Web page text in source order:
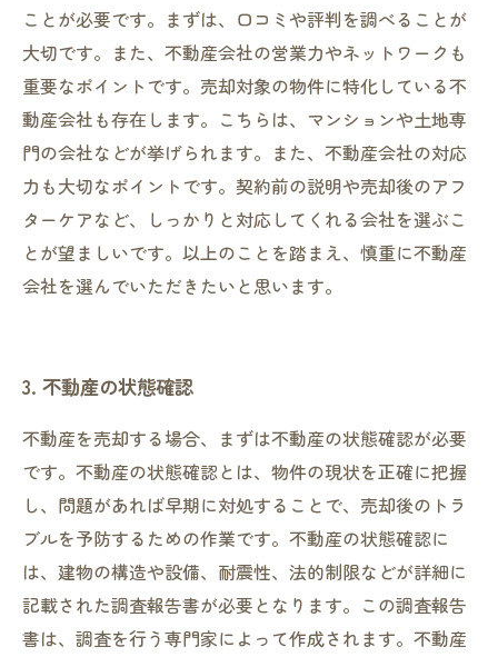
ことが必要です。まずは、口コミや評判を調べることが
大切です。また、不動産会社の営業力やネットワークも
重要なポイントです。売却対象の物件に特化している不
動産会社も存在します。こちらは、マンションや土地専
門の会社などが挙げられます。また、不動産会社の対応
力も大切なポイントです。契約前の説明や売却後のアフ
ターケアなど、しっかりと対応してくれる会社を選ぶこ
とが望ましいです。以上のことを踏まえ、慎重に不動産
会社を選んでいただきたいと思います。
3. 不動産の状態確認
不動産を売却する場合、まずは不動産の状態確認が必要
です。不動産の状態確認とは、物件の現状を正確に把握
し、問題があれば早期に対処することで、売却後のトラ
ブルを予防するための作業です。不動産の状態確認に
は、建物の構造や設備、耐震性、法的制限などが詳細に
記載された調査報告書が必要となります。この調査報告
書は、調査を行う専門家によって作成されます。不動産